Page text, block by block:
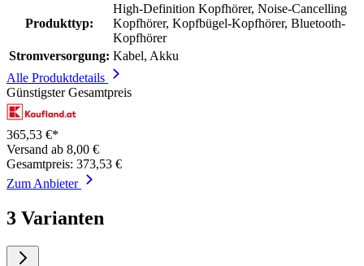
Produkttyp:
High-Definition Kopfhörer, Noise-Cancelling
Kopfhörer, Kopfbügel-Kopfhörer, Bluetooth-
Kopfhörer
Stromversorgung: Kabel, Akku
Alle Produktdetails
Günstigster Gesamtpreis
365,53 €*
Versand ab 8,00 €
Gesamtpreis: 373,53 €
Zum Anbieter
3 Varianten